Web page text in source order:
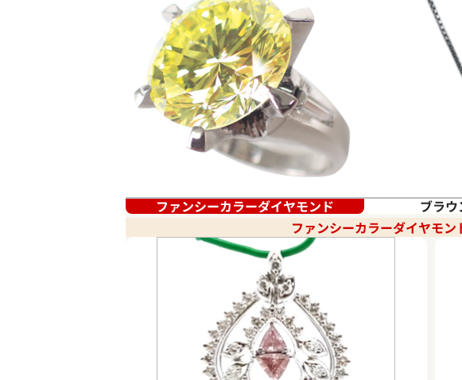
ファンシーカラーダイヤモンド ブラ
ファンシーカラーダイヤモン